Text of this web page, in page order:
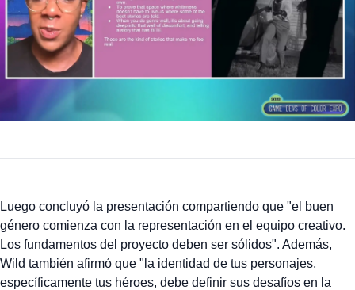
Luego concluyó la presentación compartiendo que "el buen
género comienza con la representación en el equipo creativo.
Los fundamentos del proyecto deben ser sólidos". Además,
Wild también afirmó que "la identidad de tus personajes,
específicamente tus héroes, debe definir sus desafíos en la